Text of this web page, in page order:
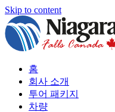
Skip to content
홈
회사 소개
투어 패키지
차량